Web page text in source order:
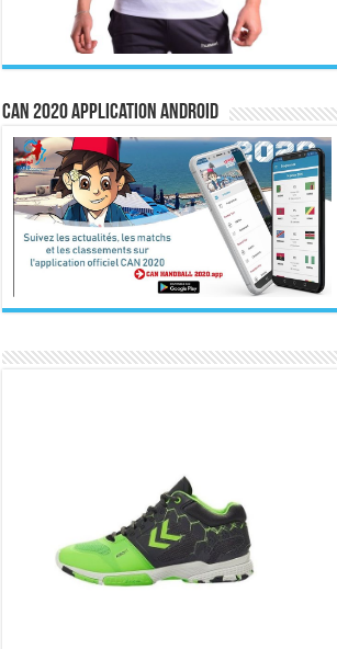
CAN 2020 Application Android